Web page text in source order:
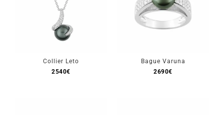
Collier Leto
2540€
Bague Varuna
2690€